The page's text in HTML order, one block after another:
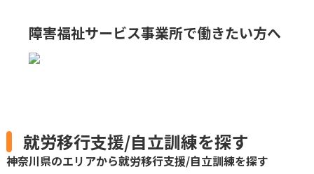
障害福祉サービス事業所で働きたい方へ
就労移行支援/自立訓練を探す
神奈川県のエリアから就労移行支援/自立訓練を探す